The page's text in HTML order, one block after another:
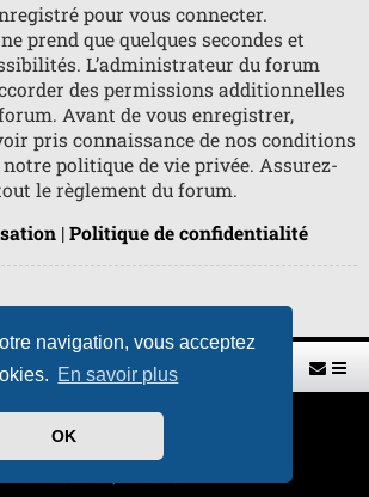
navigation, vous acceptez
En savoir plus
OK
pour vous connecter.
prend que quelques secondes et
L’administrateur du forum
des permissions additionnelles
Avant de vous enregistrer,
pris connaissance de nos conditions
politique de vie privée. Assurez-
le règlement du forum.
| Politique de confidentialité
U.A.G.R. Index du forum
parphpBB® Forum Software © phpBB Limited
Traduit par
H. DREUILHE avec l'aide de CABOT